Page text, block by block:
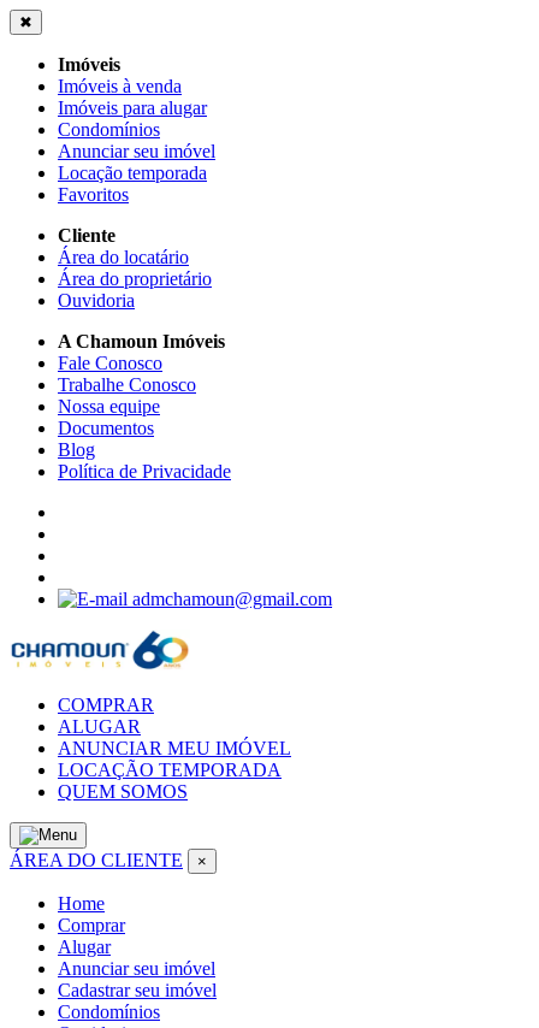
✖
Imóveis
Imóveis à venda
Imóveis para alugar
Condomínios
Anunciar seu imóvel
Locação temporada
Favoritos
Cliente
Área do locatário
Área do proprietário
Ouvidoria
A Chamoun Imóveis
Fale Conosco
Trabalhe Conosco
Nossa equipe
Documentos
Blog
Política de Privacidade
admchamoun@gmail.com
COMPRAR
ALUGAR
ANUNCIAR MEU IMÓVEL
LOCAÇÃO TEMPORADA
QUEM SOMOS
ÁREA DO CLIENTE ×
Home
Comprar
Alugar
Anunciar seu imóvel
Cadastrar seu imóvel
Condomínios